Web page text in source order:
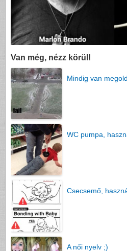
Van még, nézz körül!
Mindig van
WC pumpa,
Csecsemő,
A női nyelv ;)